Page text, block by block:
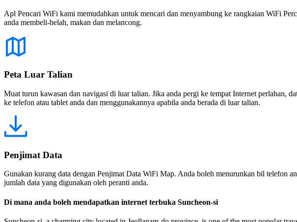
Apl Pencari WiFi kami memudahkan untuk mencari dan menyambung ke rangkaian WiFi
anda membeli-belah, makan dan melancong.
Peta Luar Talian
Muat turun kawasan dan navigasi di luar talian. Jika anda pergi ke tempat Internet perlahan,
ke telefon atau tablet anda dan menggunakannya apabila anda berada di luar talian.
Penjimat Data
Gunakan kurang data dengan Penjimat Data WiFi Map. Anda boleh menurunkan bil telefon
jumlah data yang digunakan oleh peranti anda.
Di mana anda boleh mendapatkan internet terbuka Suncheon-si